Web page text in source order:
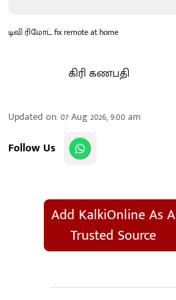
டிவி ரிமோட் fix remote at home
கிரி கணபதி
Updated on:07 Aug 2026, 9:00 am
Follow Us
Add KalkiOnline As A
Trusted Source